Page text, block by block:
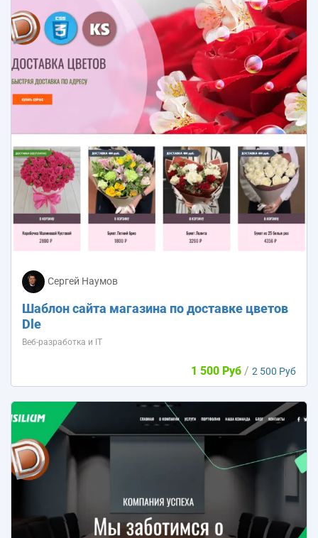
Сергей Наумов
Шаблон сайта магазина по доставке цветов
Dle
Веб-разработка и IT
1 500 Руб / 2 500 Руб